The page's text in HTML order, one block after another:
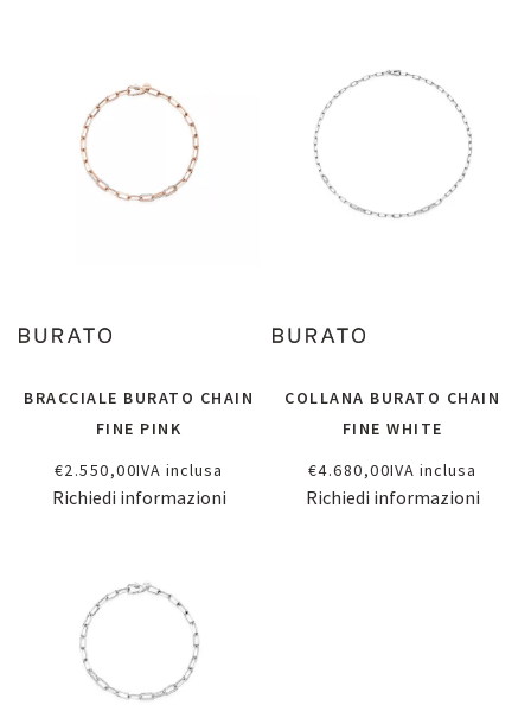
BRACCIALE BURATO CHAIN
FINE PINK
€2.550,00IVA inclusa
Richiedi informazioni
COLLANA BURATO CHAIN
FINE WHITE
€4.680,00IVA inclusa
Richiedi informazioni